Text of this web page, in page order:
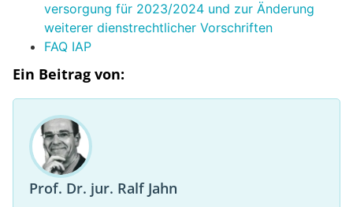
versorgung für 2023/2024 und zur Änderung
weiterer dienstrechtlicher Vorschriften
FAQ IAP
Ein Beitrag von:
Prof. Dr. jur. Ralf Jahn